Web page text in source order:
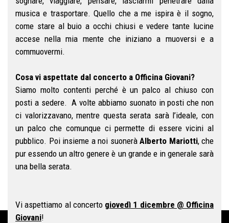
musica e trasportare. Quello che a me ispira è il sogno,
come stare al buio a occhi chiusi e vedere tante lucine
accese nella mia mente che iniziano a muoversi e a
commuovermi.
Cosa vi aspettate dal concerto a Officina Giovani?
Siamo molto contenti perché è un palco al chiuso con
posti a sedere. A volte abbiamo suonato in posti che non
ci valorizzavano, mentre questa serata sarà l’ideale, con
un palco che comunque ci permette di essere vicini al
pubblico. Poi insieme a noi suonerà Alberto Mariotti, che
pur essendo un altro genere è un grande e in generale sarà
una bella serata.
Vi aspettiamo al concerto giovedì 1 dicembre @ Officina
Giovani!